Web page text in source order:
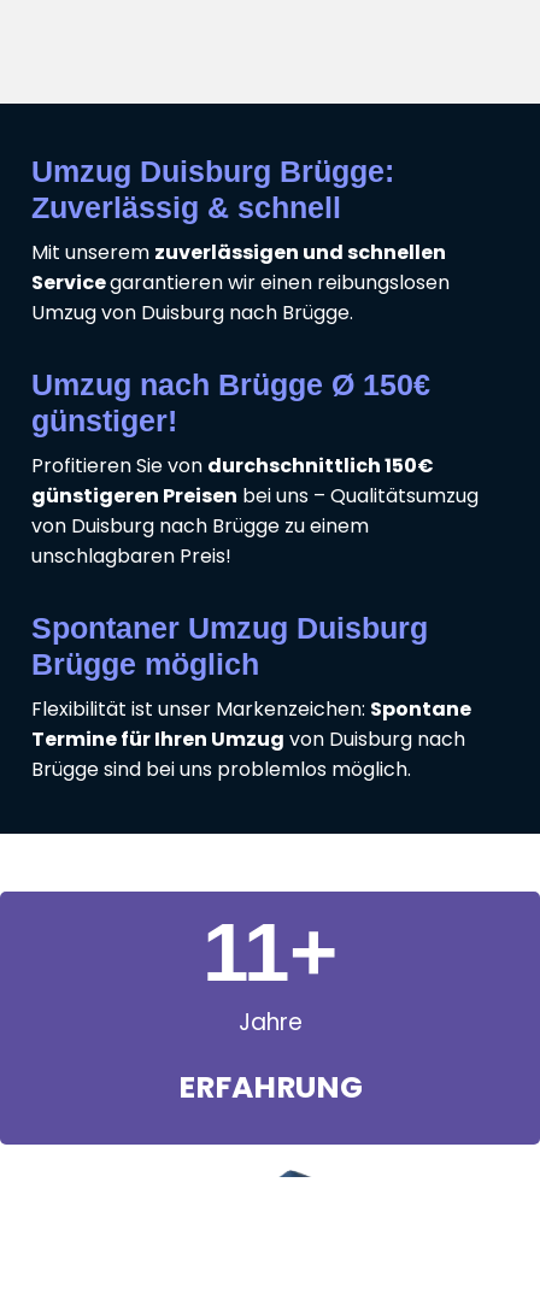
Umzug Duisburg Brügge:
Zuverlässig & schnell
Mit unserem zuverlässigen und schnellen
Servicegarantieren wir einen reibungslosen
Umzug von Duisburg nach Brügge.
Umzug nach Brügge Ø 150€
günstiger!
Profitieren Sie von durchschnittlich 150€
günstigeren Preisen bei uns – Qualitätsumzug
von Duisburg nach Brügge zu einem
unschlagbaren Preis!
Spontaner Umzug Duisburg
Brügge möglich
Flexibilität ist unser Markenzeichen: Spontane
Termine für Ihren Umzug von Duisburg nach
Brügge sind bei uns problemlos möglich.
Jahre
ERFAHRUNG
11+